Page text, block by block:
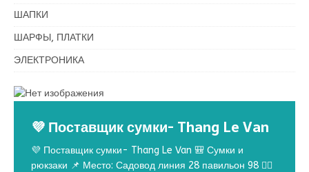
ШАПКИ
ШАРФЫ, ПЛАТКИ
ЭЛЕКТРОНИКА
💜 Поставщик сумки- Thang Le Van
💜 Поставщик сумки- Thang Le Van 🎒 Сумки и
рюкзаки 📌 Место: Садовод линия 28 павильон 98 👉🏻